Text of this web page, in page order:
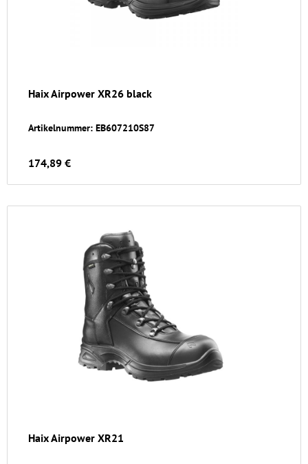
Haix Airpower XR26 black
Artikelnummer: EB607210S87
174,89 €
Haix Airpower XR21